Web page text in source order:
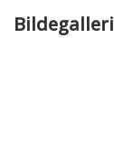
Bildegalleri